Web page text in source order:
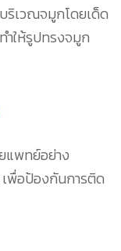
ริเวณจมูกโดยเด็ด
ำให้รูปทรงจมูก
แพทย์อย่าง
เพื่อป้องกันการติด